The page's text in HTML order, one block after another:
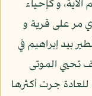
و كإحياء
مر على قرية و
بيد إبراهيم في
تحيي الموتى
للعادة جرت أكثرها